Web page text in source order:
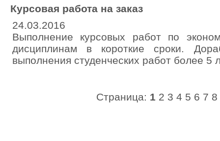
Курсовая работа на заказ
24.03.2016
Выполнение курсовых работ по
дисциплинам в короткие сроки.
выполнения студенческих работ более 5
Страница: 1 2 3 4 5 6 7 8